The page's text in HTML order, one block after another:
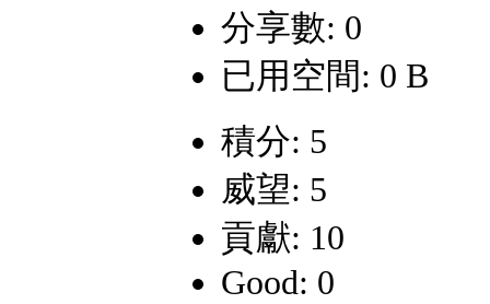
分享數: 0
已用空間: 0 B
積分: 5
威望: 5
貢獻: 10
Good: 0